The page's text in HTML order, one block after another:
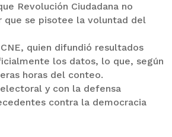
Revolución Ciudadana no
que se pisotee la voluntad del
quien difundió resultados
los datos, lo que, según
horas del conteo.
y con la defensa
contra la democracia